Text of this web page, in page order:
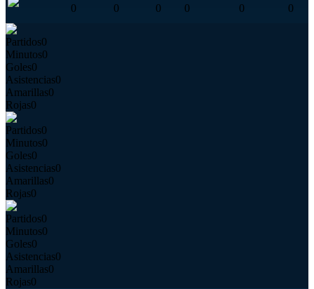
0 0 0 0 0 0
Partidos0
Minutos0
Goles0
Asistencias0
Amarillas0
Rojas0
Partidos0
Minutos0
Goles0
Asistencias0
Amarillas0
Rojas0
Partidos0
Minutos0
Goles0
Asistencias0
Amarillas0
Rojas0